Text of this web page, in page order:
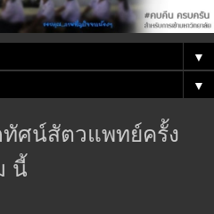
▼
▼
ศน์สัตวแพทย์ครั้ง
นี้